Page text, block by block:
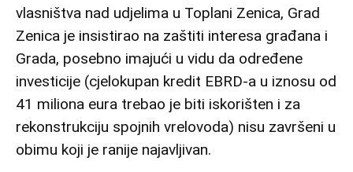
vlasništva nad udjelima u Toplani Zenica, Grad
Zenica je insistirao na zaštiti interesa građana i
Grada, posebno imajući u vidu da određene
investicije (cjelokupan kredit EBRD-a u iznosu od
41 miliona eura trebao je biti iskorišten i za
rekonstrukciju spojnih vrelovoda) nisu završeni u
obimu koji je ranije najavljivan.